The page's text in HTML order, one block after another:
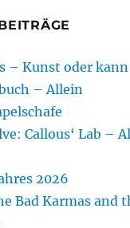
– Kunst oder kann
– Allein
Callous‘ Lab –
2026
Bad Karmas and